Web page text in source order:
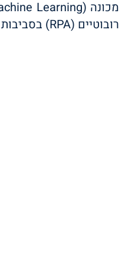
רובוטיים (RPA) בסביבות מרובות נתונים (Big Data).